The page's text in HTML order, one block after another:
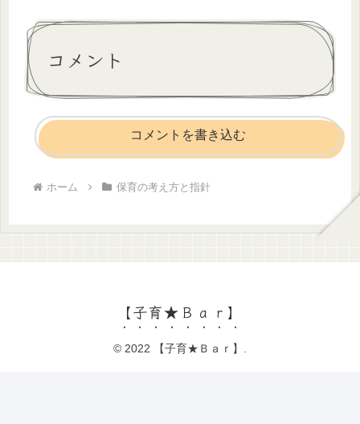
コメント
コメントを書き込む
ホーム 保育の考え方と指針
【子育★Ｂａｒ】
© 2022 【子育★Ｂａｒ】.